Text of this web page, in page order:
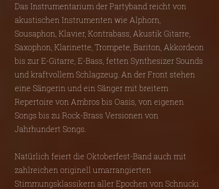
Das Instrumentarium der Partyband reicht von
akustischen Instrumenten wie Alphorn,
Sousaphon, Klavier, Kontrabass, Akustik Gitarre,
Saxophon, Klarinette, Trompete, Bariton, Akkordeon
bis zur E-Gitarre, E-Bass, fetten Synthesizer Sounds
und kraftvollem Schlagzeug. An der Front stehen
eine Sängerin und ein Sänger mit breitem
Repertoire von Ambros bis Oasis, von eigenen
Songs bis zu Rock-Brass Versionen von
Jahrhundert Songs.
Natürlich feiert die Oktoberfest-Band auch mit
zahlreichen originell umarrangierten
Stimmungsklassikern aller Epochen von Schnucki